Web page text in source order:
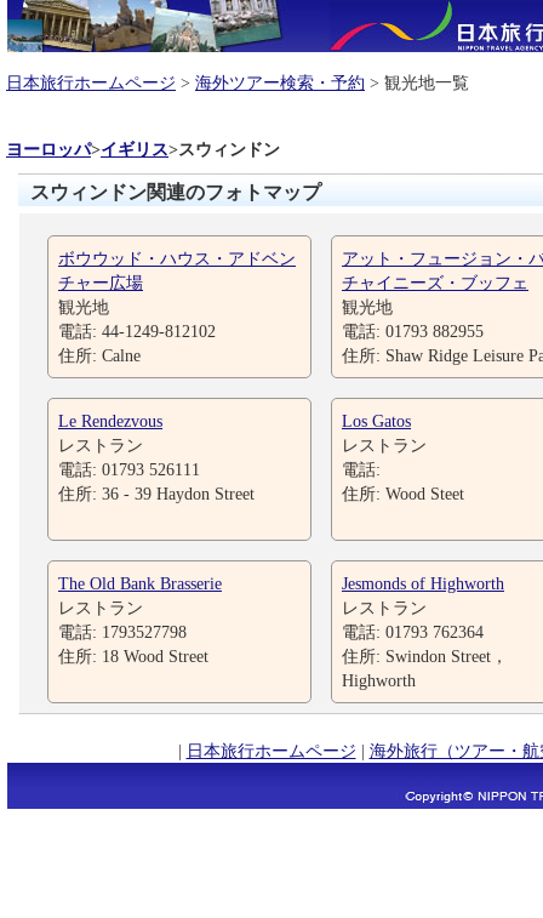
日本旅行ホームページ > 海外ツアー検索・予約 > 観光地一覧
ヨーロッパ>イギリス>スウィンドン
スウィンドン関連のフォトマップ
ボウウッド・ハウス・アドベン
チャー広場
観光地
電話: 44-1249-812102
住所: Calne
アット・フュージョン・
チャイニーズ・ブッフェ
観光地
電話: 01793 882955
住所: Shaw Ridge Leisure
Le Rendezvous
レストラン
電話: 01793 526111
住所: 36 - 39 Haydon Street
Los Gatos
レストラン
電話:
住所: Wood Steet
The Old Bank Brasserie
レストラン
電話: 1793527798
住所: 18 Wood Street
Jesmonds of Highworth
レストラン
電話: 01793 762364
住所: Swindon Street，
Highworth
| 日本旅行ホームページ | 海外旅行（ツアー・航